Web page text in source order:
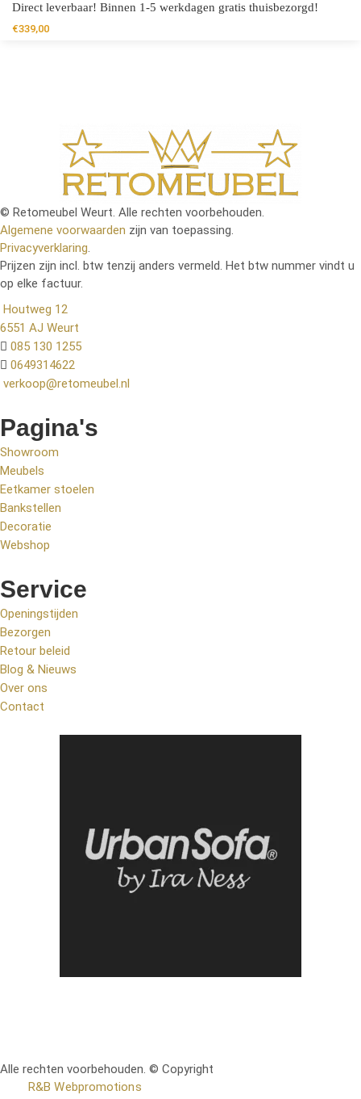
Direct leverbaar! Binnen 1-5 werkdagen gratis thuisbezorgd!
€339,00
© Retomeubel Weurt. Alle rechten voorbehouden.
Algemene voorwaarden zijn van toepassing.
Privacyverklaring.
Prijzen zijn incl. btw tenzij anders vermeld. Het btw nummer vindt u
op elke factuur.
Houtweg 12
6551 AJ Weurt
085 130 1255
0649314622
verkoop@retomeubel.nl
Pagina's
Showroom
Meubels
Eetkamer stoelen
Bankstellen
Decoratie
Webshop
Service
Openingstijden
Bezorgen
Retour beleid
Blog & Nieuws
Over ons
Contact
Alle rechten voorbehouden. © Copyright
R&B Webpromotions